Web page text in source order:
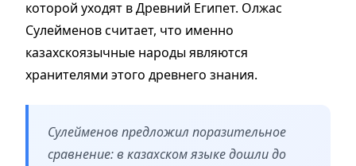
которой уходят в Древний Египет. Олжас
Сулейменов считает, что именно
казахскоязычные народы являются
хранителями этого древнего знания.
Сулейменов предложил поразительное
сравнение: в казахском языке дошли до